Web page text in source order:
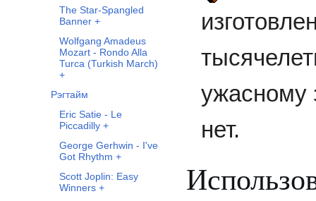
The Star-Spangled
Banner +
Wolfgang Amadeus
Mozart - Rondo Alla
Turca (Turkish March)
+
Рэгтайм
Eric Satie - Le
Piccadilly +
George Gerhwin - I've
Got Rhythm +
Scott Joplin: Easy
Winners +
ужасному
нет.